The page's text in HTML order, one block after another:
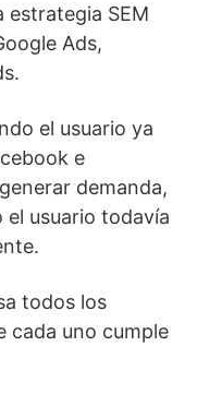
SEM
Ads,
el usuario ya
e
demanda,
usuario todavía
todos los
cada uno cumple